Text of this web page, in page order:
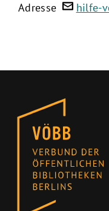
Adresse
hilfe-